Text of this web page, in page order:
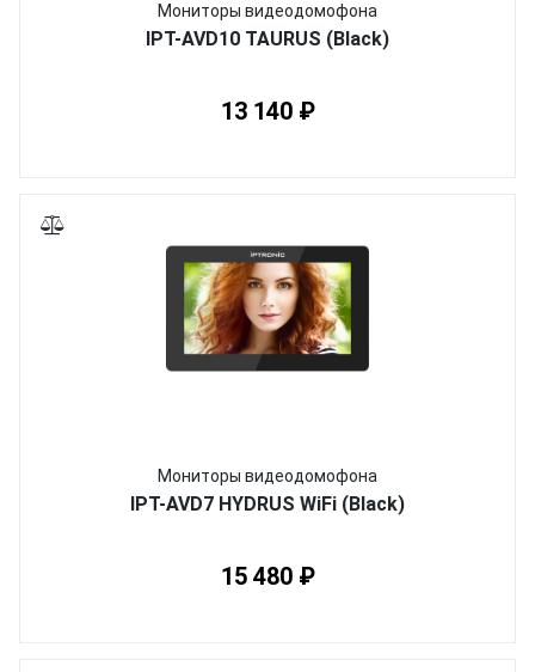
Мониторы видеодомофона
IPT-AVD10 TAURUS (Black)
13 140 ₽
Мониторы видеодомофона
IPT-AVD7 HYDRUS WiFi (Black)
15 480 ₽